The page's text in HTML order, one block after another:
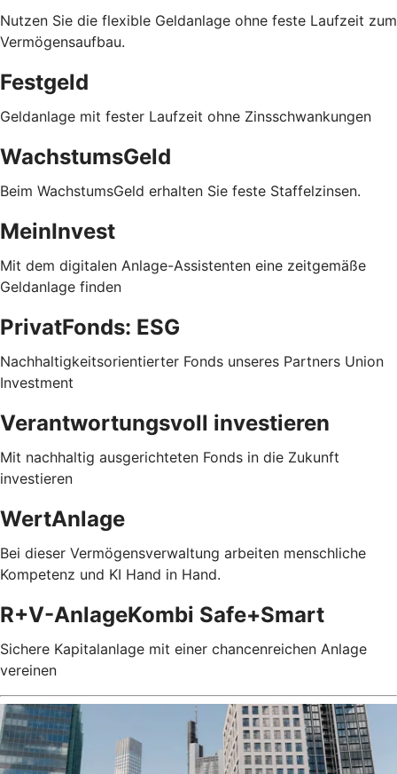
Nutzen Sie die flexible Geldanlage ohne feste Laufzeit zum
Vermögensaufbau.
Festgeld
Geldanlage mit fester Laufzeit ohne Zinsschwankungen
WachstumsGeld
Beim WachstumsGeld erhalten Sie feste Staffelzinsen.
MeinInvest
Mit dem digitalen Anlage-Assistenten eine zeitgemäße
Geldanlage finden
PrivatFonds: ESG
Nachhaltigkeitsorientierter Fonds unseres Partners Union
Investment
Verantwortungsvoll investieren
Mit nachhaltig ausgerichteten Fonds in die Zukunft
investieren
WertAnlage
Bei dieser Vermögensverwaltung arbeiten menschliche
Kompetenz und KI Hand in Hand.
R+V-AnlageKombi Safe+Smart
Sichere Kapitalanlage mit einer chancenreichen Anlage
vereinen